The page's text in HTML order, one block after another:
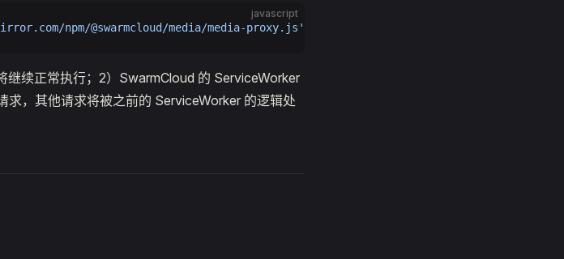
javascript
npm/@swarmcloud/media/media-proxy.js'
继续正常执行；2）SwarmCloud 的 ServiceWorker
，其他请求将被之前的 ServiceWorker 的逻辑处